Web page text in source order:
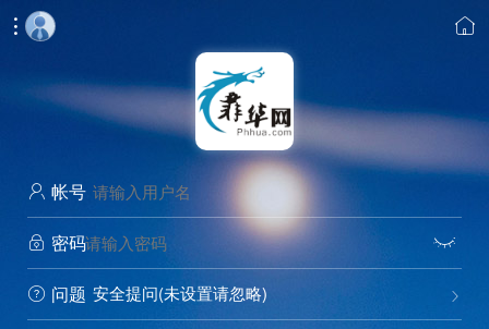
 
 帐号
 密码 
 问题 
安全提问(未设置请忽略)